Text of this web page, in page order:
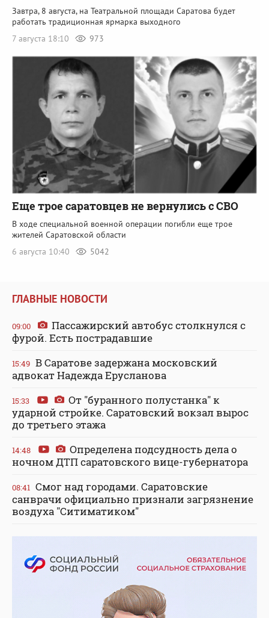
Завтра, 8 августа, на Театральной площади Саратова будет
работать традиционная ярмарка выходного
7 августа 18:10
973
Еще трое саратовцев не вернулись с СВО
В ходе специальной военной операции погибли еще трое
жителей Саратовской области
6 августа 10:40
5042
ГЛАВНЫЕ НОВОСТИ
09:00
Пассажирский автобус столкнулся с
фурой. Есть пострадавшие
15:49 В Саратове задержана московский
адвокат Надежда Ерусланова
15:33
От "буранного полустанка" к
ударной стройке. Саратовский вокзал вырос
до третьего этажа
14:48
Определена подсудность дела о
ночном ДТП саратовского вице-губернатора
08:41 Смог над городами. Саратовские
санврачи официально признали загрязнение
воздуха "Ситиматиком"